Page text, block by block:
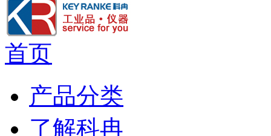
首页
产品分类
了解科冉